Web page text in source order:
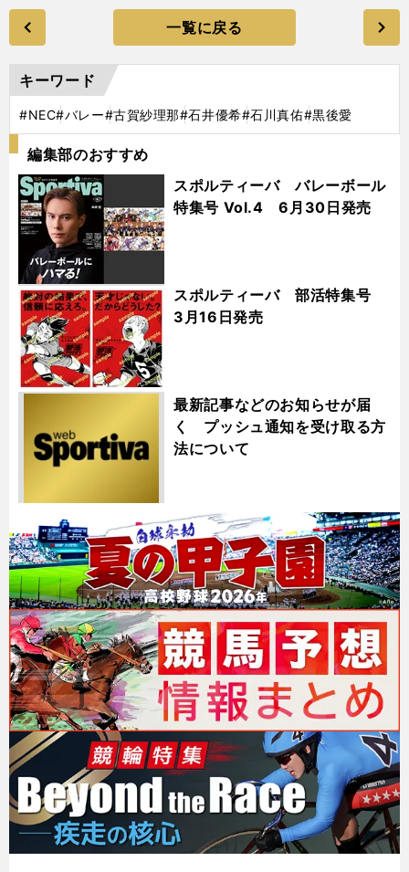
一覧に戻る
キーワード
#NEC#バレー#古賀紗理那#石井優希#石川真佑#黒後愛
編集部のおすすめ
スポルティーバ バレーボール
特集号 Vol.4 6月30日発売
スポルティーバ 部活特集号
3月16日発売
最新記事などのお知らせが届
く プッシュ通知を受け取る方
法について